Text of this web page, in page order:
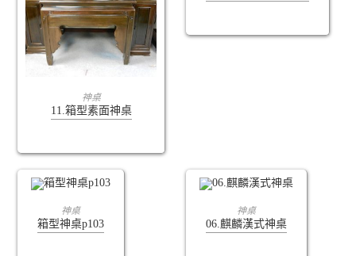
查看內容
神桌
11.箱型素面神桌
查看內容
神桌
箱型神桌p103
查看內容
神桌
06.麒麟漢式神桌